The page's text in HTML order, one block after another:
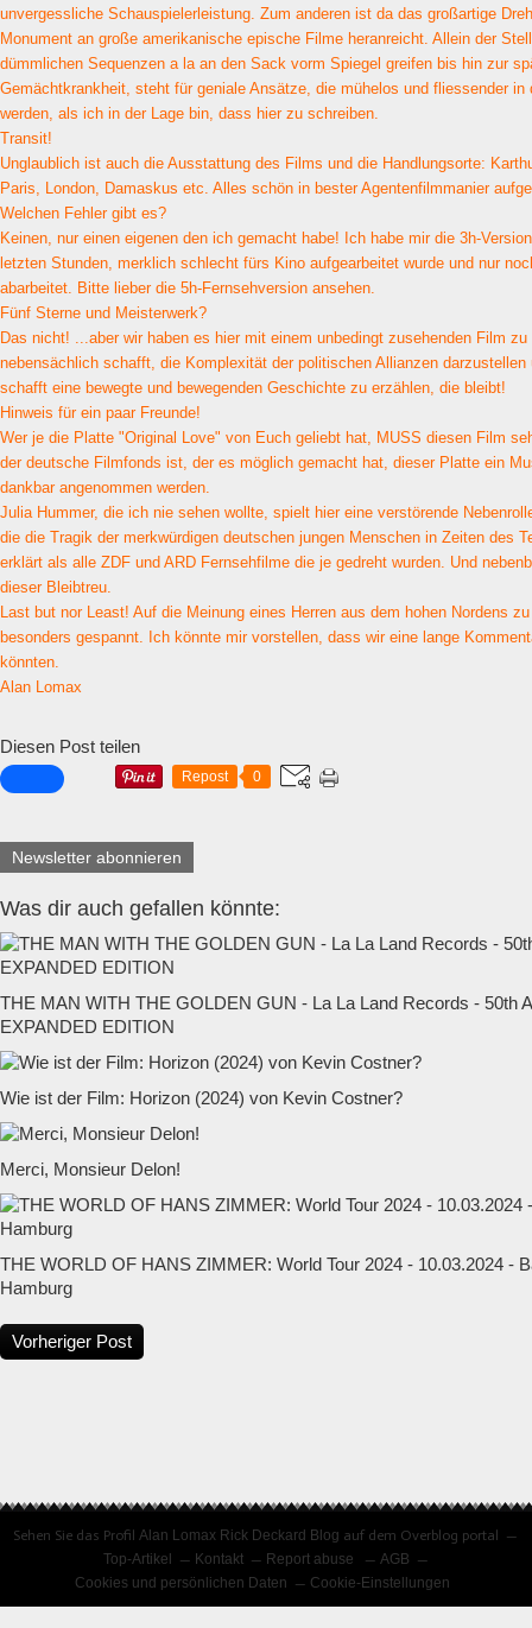
unvergessliche Schauspielerleistung. Zum anderen ist da das großartige
Monument an große amerikanische epische Filme heranreicht. Allein der
dümmlichen Sequenzen a la an den Sack vorm Spiegel greifen bis hin zur
Gemächtkrankheit, steht für geniale Ansätze, die mühelos und fliessender in
werden, als ich in der Lage bin, dass hier zu schreiben.
Transit!
Unglaublich ist auch die Ausstattung des Films und die Handlungsorte:
Paris, London, Damaskus etc. Alles schön in bester Agentenfilmmanier
Welchen Fehler gibt es?
Keinen, nur einen eigenen den ich gemacht habe! Ich habe mir die 3h-
letzten Stunden, merklich schlecht fürs Kino aufgearbeitet wurde und nur
abarbeitet. Bitte lieber die 5h-Fernsehversion ansehen.
Fünf Sterne und Meisterwerk?
Das nicht! ...aber wir haben es hier mit einem unbedingt zusehenden Film
nebensächlich schafft, die Komplexität der politischen Allianzen
schafft eine bewegte und bewegenden Geschichte zu erzählen, die bleibt!
Hinweis für ein paar Freunde!
Wer je die Platte "Original Love" von Euch geliebt hat, MUSS diesen Film
der deutsche Filmfonds ist, der es möglich gemacht hat, dieser Platte ein
dankbar angenommen werden.
Julia Hummer, die ich nie sehen wollte, spielt hier eine verstörende
die die Tragik der merkwürdigen deutschen jungen Menschen in Zeiten des
erklärt als alle ZDF und ARD Fernsehfilme die je gedreht wurden. Und
dieser Bleibtreu.
Last but nor Least! Auf die Meinung eines Herren aus dem hohen Nordens
besonders gespannt. Ich könnte mir vorstellen, dass wir eine lange
könnten.
Alan Lomax
Diesen Post teilen
Repost 0
Newsletter abonnieren
Was dir auch gefallen könnte:
THE MAN WITH THE GOLDEN GUN - La La Land Records - 50th
EXPANDED EDITION
Wie ist der Film: Horizon (2024) von Kevin Costner?
Merci, Monsieur Delon!
THE WORLD OF HANS ZIMMER: World Tour 2024 - 10.03.2024 -
Hamburg
Vorheriger Post
Sehen Sie das ProfilAlan Lomax Rick Deckard Blog auf dem Overblog portal
Top-Artikel
Kontakt Report abuse
AGB
Cookies und persönlichen Daten
Cookie-Einstellungen